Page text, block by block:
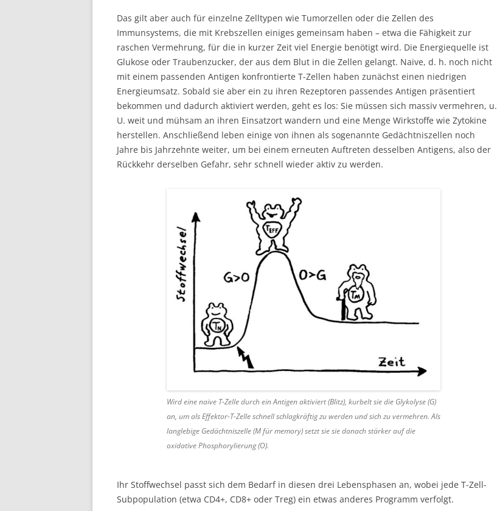
Das gilt aber auch für einzelne Zelltypen wie Tumorzellen oder die Zellen des
Immunsystems, die mit Krebszellen einiges gemeinsam haben – etwa die Fähigkeit zur
raschen Vermehrung, für die in kurzer Zeit viel Energie benötigt wird. Die Energiequelle ist
Glukose oder Traubenzucker, der aus dem Blut in die Zellen gelangt. Naive, d. h. noch nicht
mit einem passenden Antigen konfrontierte T-Zellen haben zunächst einen niedrigen
Energieumsatz. Sobald sie aber ein zu ihren Rezeptoren passendes Antigen präsentiert
bekommen und dadurch aktiviert werden, geht es los: Sie müssen sich massiv vermehren, u.
U. weit und mühsam an ihren Einsatzort wandern und eine Menge Wirkstoffe wie Zytokine
herstellen. Anschließend leben einige von ihnen als sogenannte Gedächtniszellen noch
Jahre bis Jahrzehnte weiter, um bei einem erneuten Auftreten desselben Antigens, also der
Rückkehr derselben Gefahr, sehr schnell wieder aktiv zu werden.
Wird eine naive T-Zelle durch ein Antigen aktiviert (Blitz), kurbelt sie die Glykolyse (G)
an, um als Effektor-T-Zelle schnell schlagkräftig zu werden und sich zu vermehren. Als
langlebige Gedächtniszelle (M für memory) setzt sie sie danach stärker auf die
oxidative Phosphorylierung (O).
Ihr Stoffwechsel passt sich dem Bedarf in diesen drei Lebensphasen an, wobei jede T-Zell-
Subpopulation (etwa CD4+, CD8+ oder Treg) ein etwas anderes Programm verfolgt.